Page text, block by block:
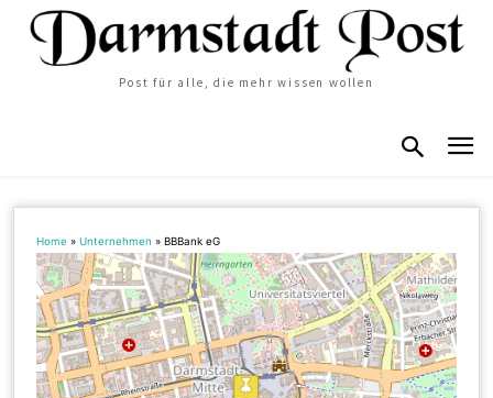
Post für alle, die mehr wissen wollen
Home »Unternehmen »BBBank eG